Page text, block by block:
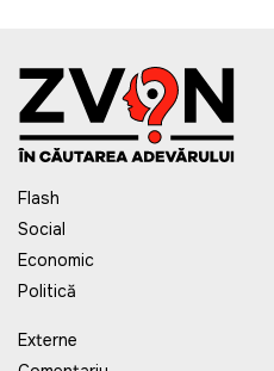
Flash
Social
Economic
Politică
Externe